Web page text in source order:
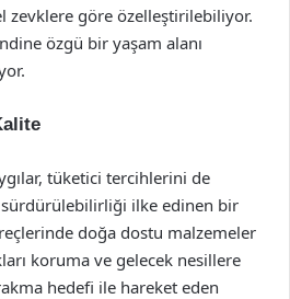
zevklere göre özelleştirilebiliyor.
özgü bir yaşam alanı
tüketici tercihlerini de
ilke edinen bir
doğa dostu malzemeler
koruma ve gelecek nesillere
hedefi ile hareket eden